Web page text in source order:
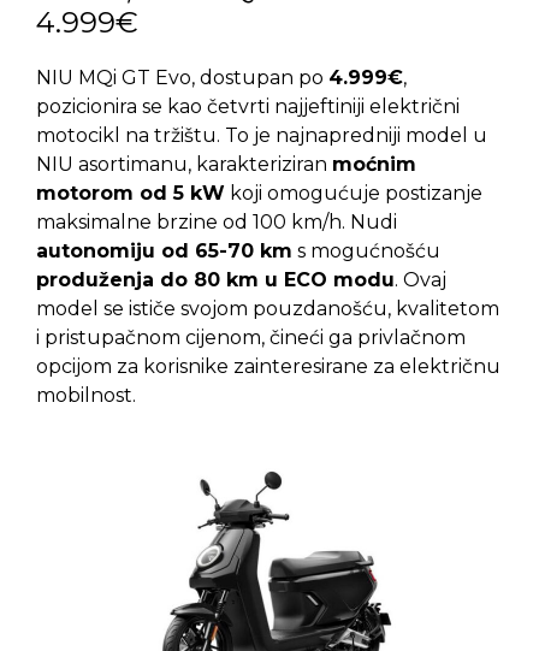
4.999€
NIU MQi GT Evo, dostupan po 4.999€,
pozicionira se kao četvrti najjeftiniji električni
motocikl na tržištu. To je najnapredniji model u
NIU asortimanu, karakteriziran moćnim
motorom od 5 kW koji omogućuje postizanje
maksimalne brzine od 100 km/h. Nudi
autonomiju od 65-70 km s mogućnošću
produženja do 80 km u ECO modu. Ovaj
model se ističe svojom pouzdanošću, kvalitetom
i pristupačnom cijenom, čineći ga privlačnom
opcijom za korisnike zainteresirane za električnu
mobilnost.